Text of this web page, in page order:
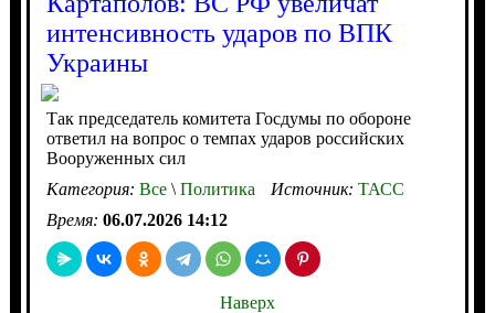
интенсивность ударов по ВПК
Украины
Так председатель комитета Госдумы по обороне
ответил на вопрос о темпах ударов российских
Вооруженных сил
Категория: Все\Политика Источник: ТАСС
Время: 06.07.2026 14:12
Наверх